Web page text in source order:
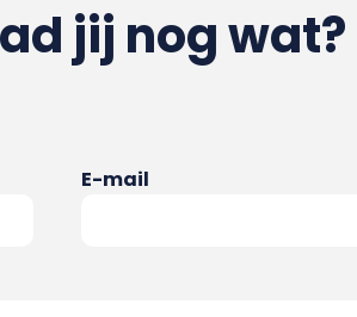
jij nog wat?
E-mail